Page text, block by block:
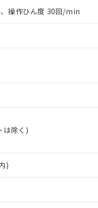
操作ひん度 30回/min
は除く)
)
諾なく第三者に漏洩また
をご利用いただくには、I-
た部品リストについて、
取引・商談に必要な範囲
利用に関して"
することがあります。
きます。
、過去に遡って非含有を
応では、対応完了までの
した。
とから、特段のことが
に漏えいし、環境に深刻
ください。
者が違法に輸出するおそれ
い)
開していない機種